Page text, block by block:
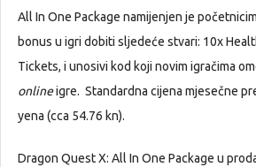
All In One Package namijenjen je
bonus u igri dobiti sljedeće stvari: 10x
Tickets, i unosivi kod koji novim igračima
onlineigre. Standardna cijena mjesečne
yena (cca 54.76 kn).
Dragon Quest X: All In One Package u